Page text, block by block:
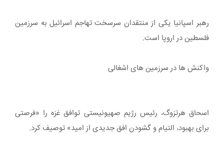
رهبر اسپانیا یکی از منتقدان سرسخت تهاجم اسرائیل به سرزمین
فلسطین در اروپا است.
واکنش ها در سرزمین های اشغالی
اسحاق هرتزوگ، رئیس رژیم صهیونیستی توافق غزه را «فرصتی
برای بهبود، التیام و گشودن افق جدیدی از امید» توصیف کرد.